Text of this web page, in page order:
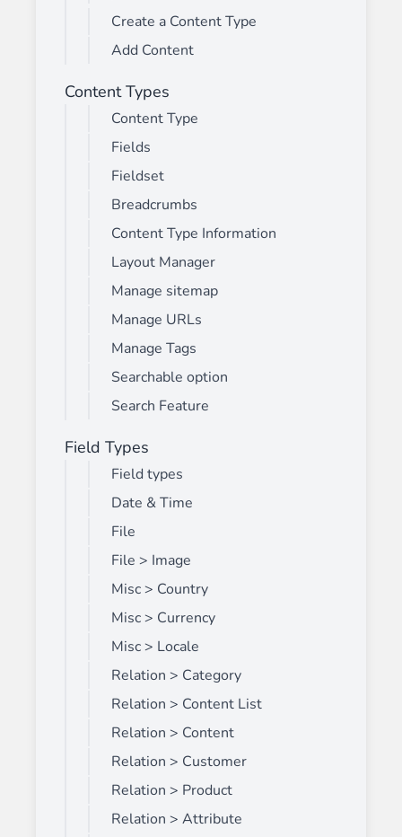
Create a Content Type
Add Content
Content Types
Content Type
Fields
Fieldset
Breadcrumbs
Content Type Information
Layout Manager
Manage sitemap
Manage URLs
Manage Tags
Searchable option
Search Feature
Field Types
Field types
Date & Time
File
File > Image
Misc > Country
Misc > Currency
Misc > Locale
Relation > Category
Relation > Content List
Relation > Content
Relation > Customer
Relation > Product
Relation > Attribute